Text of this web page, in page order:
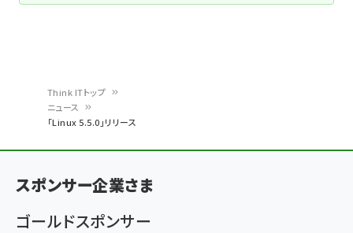
ン
く
ず
Think ITトップ
ニュース
「Linux 5.5.0」リリース
スポンサー企業さま
ゴールドスポンサー